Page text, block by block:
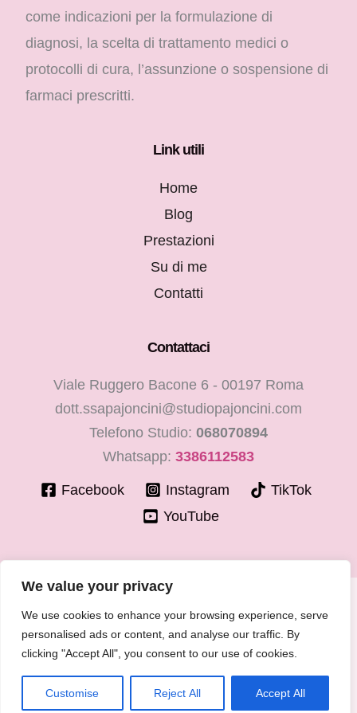
We value your privacy
We use cookies to enhance your browsing experience, serve
personalised ads or content, and analyse our traffic. By
clicking "Accept All", you consent to our use of cookies.
Customise Reject All Accept All
come indicazioni per la formulazione di
diagnosi, la scelta di trattamento medici o
protocolli di cura, l’assunzione o sospensione di
farmaci prescritti.
Link utili
Home
Blog
Prestazioni
Su di me
Contatti
Contattaci
Viale Ruggero Bacone 6 - 00197 Roma
dott.ssapajoncini@studiopajoncini.com
Telefono Studio: 068070894
Whatsapp: 3386112583
Facebook Instagram
TikTok
YouTube
Pajoncini - Specialista in Ostetricia e Ginecologia
P.IVA 15400091003 – n° Ordine Medici di Roma 30776 del
Cookie - Privacy Policy